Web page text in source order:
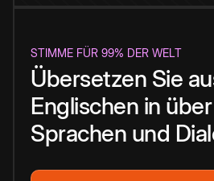
STIMME FÜR 99% DER WELT
Übersetzen Sie
Englischen in
Sprachen und